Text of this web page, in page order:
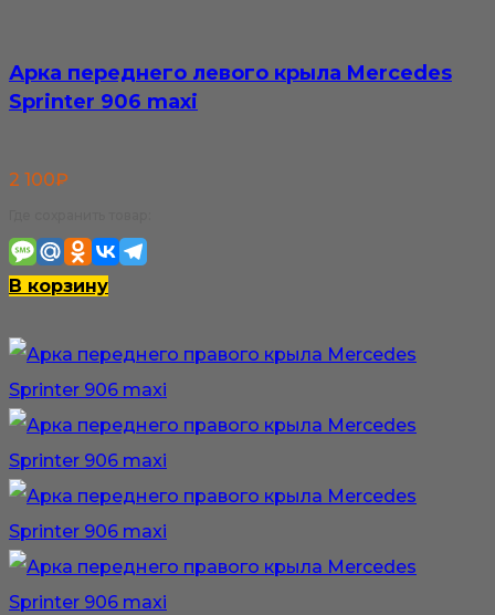
Арка переднего левого крыла Mercedes
Sprinter 906 maxi
2 100₽
В корзину